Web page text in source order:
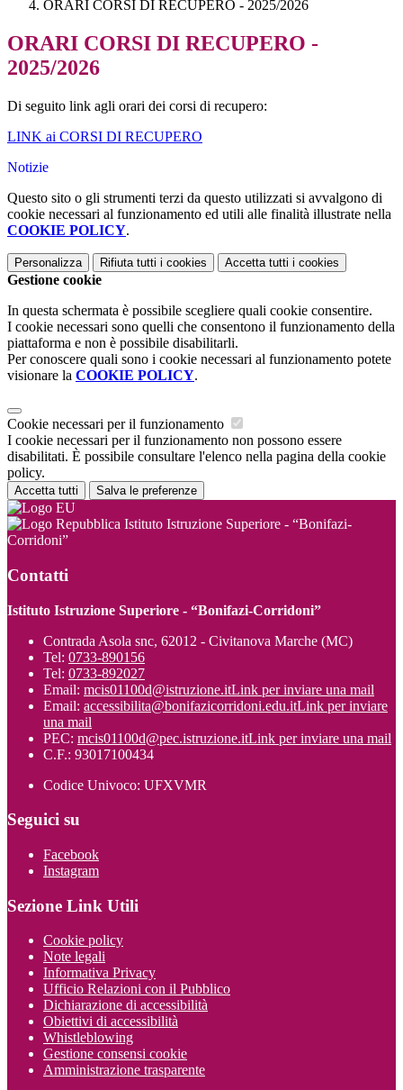
ORARI CORSI DI RECUPERO - 2025/2026
ORARI CORSI DI RECUPERO -
2025/2026
Di seguito link agli orari dei corsi di recupero:
LINK ai CORSI DI RECUPERO
Notizie
Questo sito o gli strumenti terzi da questo utilizzati si avvalgono di
cookie necessari al funzionamento ed utili alle finalità illustrate nella
COOKIE POLICY.
Personalizza Rifiuta tutti i cookies Accetta tutti i cookies
Gestione cookie
In questa schermata è possibile scegliere quali cookie consentire.
I cookie necessari sono quelli che consentono il funzionamento della
piattaforma e non è possibile disabilitarli.
Per conoscere quali sono i cookie necessari al funzionamento potete
visionare la COOKIE POLICY.
Cookie necessari per il funzionamento
I cookie necessari per il funzionamento non possono essere
disabilitati. È possibile consultare l'elenco nella pagina della cookie
policy.
Accetta tutti Salva le preferenze
Istituto Istruzione Superiore - “Bonifazi-
Corridoni”
Contatti
Istituto Istruzione Superiore - “Bonifazi-Corridoni”
Contrada Asola snc, 62012 - Civitanova Marche (MC)
Tel: 0733-890156
Tel: 0733-892027
Email: mcis01100d@istruzione.itLink per inviare una mail
Email: accessibilita@bonifazicorridoni.edu.itLink per inviare
una mail
PEC: mcis01100d@pec.istruzione.itLink per inviare una mail
C.F.: 93017100434
Codice Univoco: UFXVMR
Seguici su
Facebook
Instagram
Sezione Link Utili
Cookie policy
Note legali
Informativa Privacy
Ufficio Relazioni con il Pubblico
Dichiarazione di accessibilità
Obiettivi di accessibilità
Whistleblowing
Gestione consensi cookie
Amministrazione trasparente